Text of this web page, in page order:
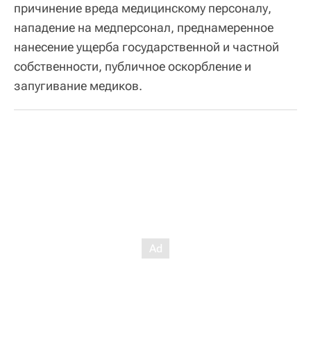
причинение вреда медицинскому персоналу,
нападение на медперсонал, преднамеренное
нанесение ущерба государственной и частной
собственности, публичное оскорбление и
запугивание медиков.